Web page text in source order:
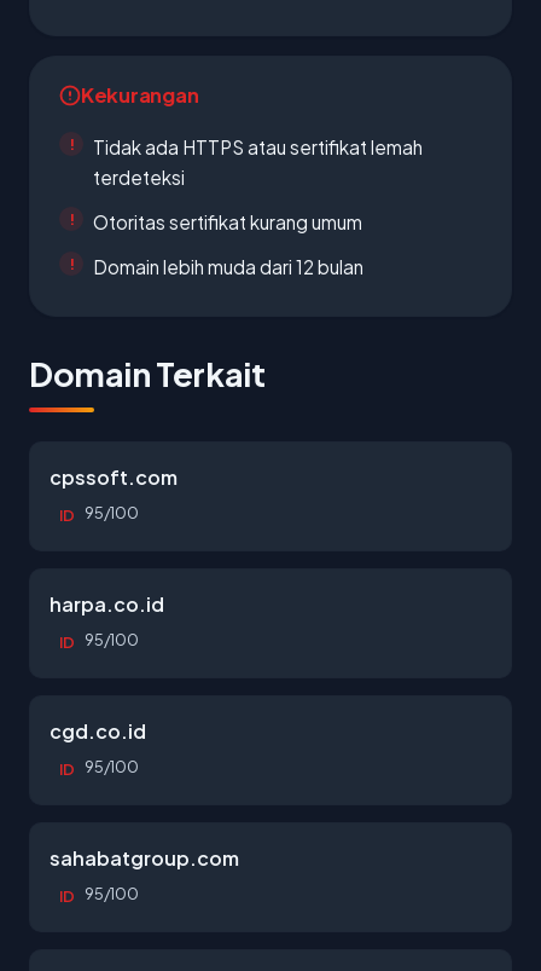
Kekurangan
Tidak ada HTTPS atau sertifikat lemah
terdeteksi
Otoritas sertifikat kurang umum
Domain lebih muda dari 12 bulan
Domain Terkait
cpssoft.com
ID 95/100
harpa.co.id
ID 95/100
cgd.co.id
ID 95/100
sahabatgroup.com
ID 95/100